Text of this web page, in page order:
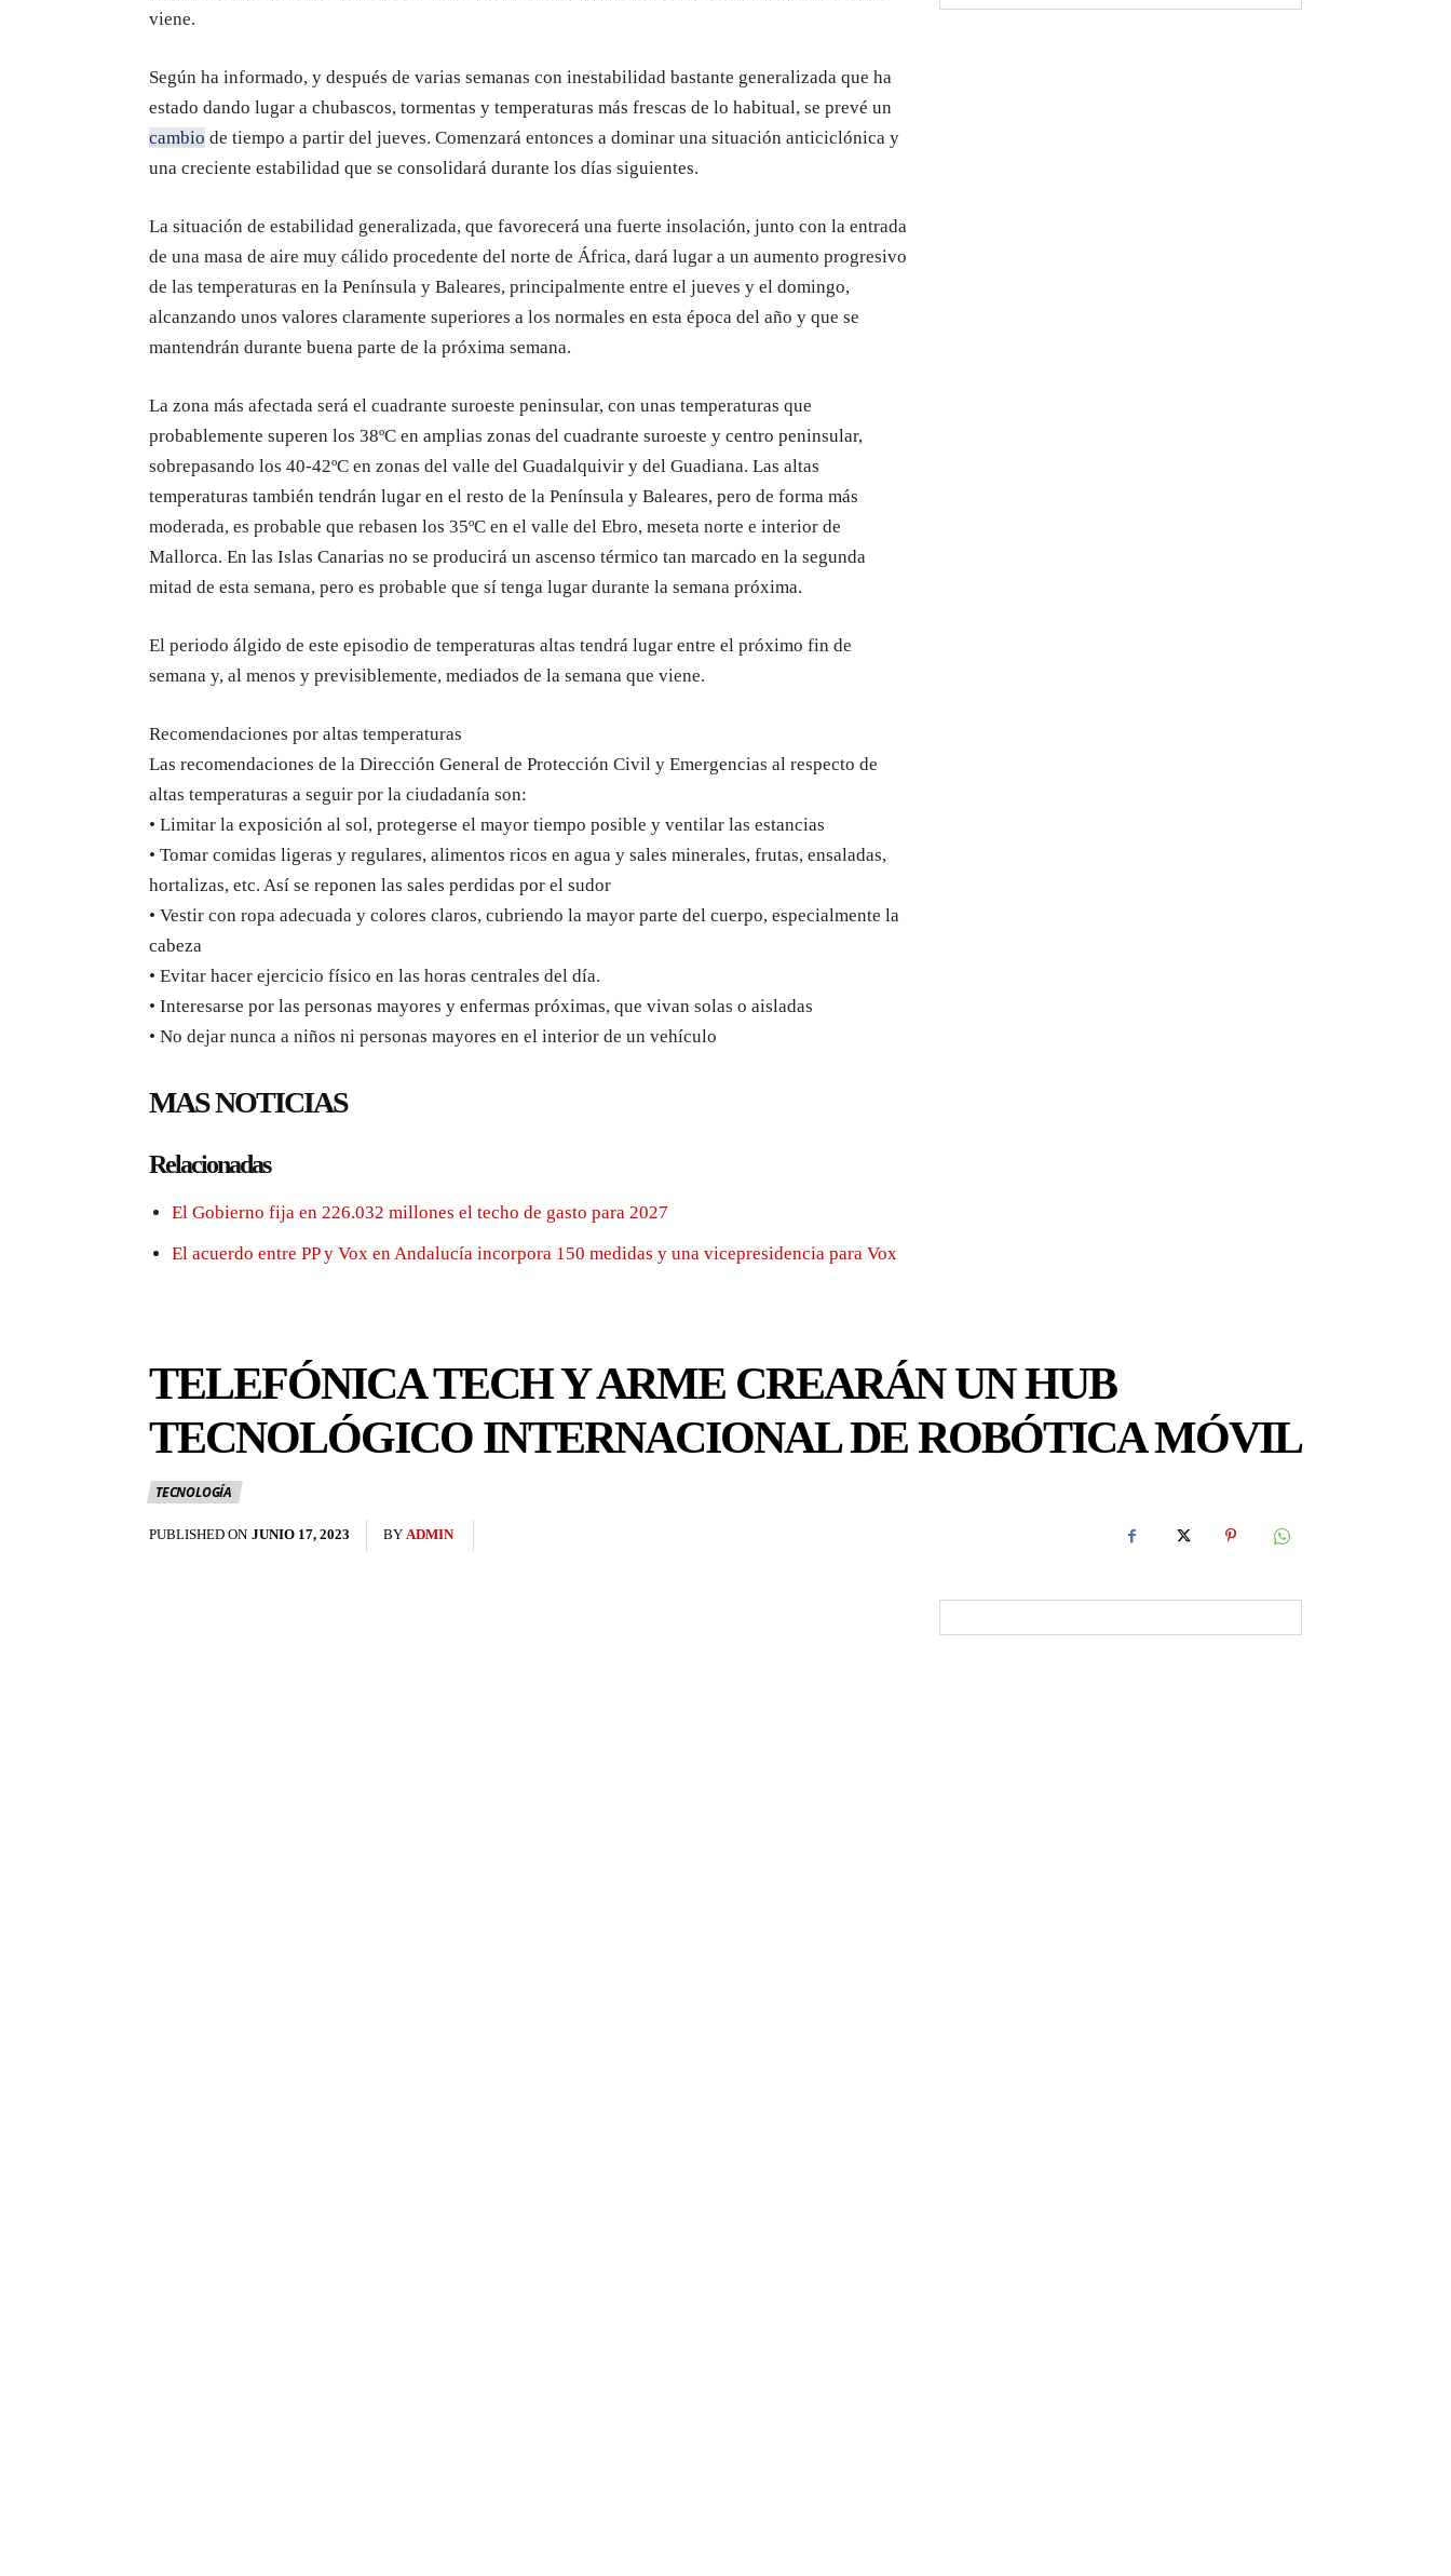
viene.
Según ha informado, y después de varias semanas con inestabilidad bastante generalizada que ha
estado dando lugar a chubascos, tormentas y temperaturas más frescas de lo habitual, se prevé un
cambio de tiempo a partir del jueves. Comenzará entonces a dominar una situación anticiclónica y
una creciente estabilidad que se consolidará durante los días siguientes.
La situación de estabilidad generalizada, que favorecerá una fuerte insolación, junto con la entrada
de una masa de aire muy cálido procedente del norte de África, dará lugar a un aumento progresivo
de las temperaturas en la Península y Baleares, principalmente entre el jueves y el domingo,
alcanzando unos valores claramente superiores a los normales en esta época del año y que se
mantendrán durante buena parte de la próxima semana.
La zona más afectada será el cuadrante suroeste peninsular, con unas temperaturas que
probablemente superen los 38ºC en amplias zonas del cuadrante suroeste y centro peninsular,
sobrepasando los 40-42ºC en zonas del valle del Guadalquivir y del Guadiana. Las altas
temperaturas también tendrán lugar en el resto de la Península y Baleares, pero de forma más
moderada, es probable que rebasen los 35ºC en el valle del Ebro, meseta norte e interior de
Mallorca. En las Islas Canarias no se producirá un ascenso térmico tan marcado en la segunda
mitad de esta semana, pero es probable que sí tenga lugar durante la semana próxima.
El periodo álgido de este episodio de temperaturas altas tendrá lugar entre el próximo fin de
semana y, al menos y previsiblemente, mediados de la semana que viene.
Recomendaciones por altas temperaturas
Las recomendaciones de la Dirección General de Protección Civil y Emergencias al respecto de
altas temperaturas a seguir por la ciudadanía son:
• Limitar la exposición al sol, protegerse el mayor tiempo posible y ventilar las estancias
• Tomar comidas ligeras y regulares, alimentos ricos en agua y sales minerales, frutas, ensaladas,
hortalizas, etc. Así se reponen las sales perdidas por el sudor
• Vestir con ropa adecuada y colores claros, cubriendo la mayor parte del cuerpo, especialmente la
cabeza
• Evitar hacer ejercicio físico en las horas centrales del día.
• Interesarse por las personas mayores y enfermas próximas, que vivan solas o aisladas
• No dejar nunca a niños ni personas mayores en el interior de un vehículo
MAS NOTICIAS
Relacionadas
El Gobierno fija en 226.032 millones el techo de gasto para 2027
El acuerdo entre PP y Vox en Andalucía incorpora 150 medidas y una vicepresidencia para Vox